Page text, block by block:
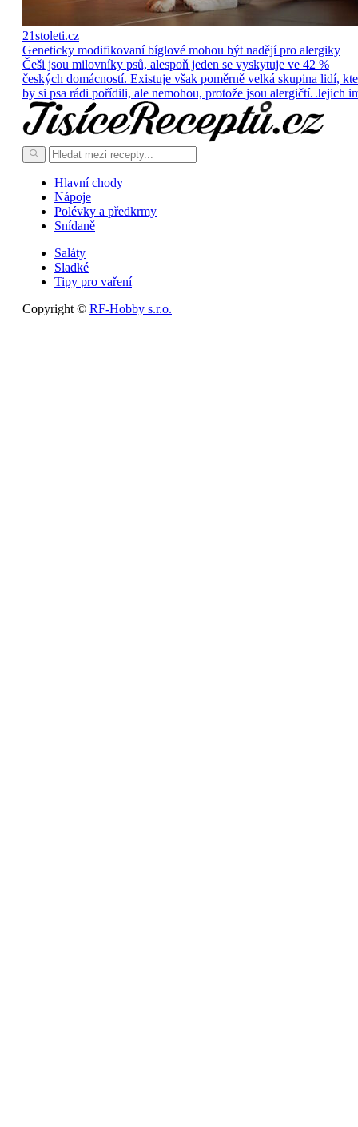
21stoleti.cz
Geneticky modifikovaní bíglové mohou být nadějí pro alergiky
Češi jsou milovníky psů, alespoň jeden se vyskytuje ve 42 %
českých domácností. Existuje však poměrně velká skupina lidí,
by si psa rádi pořídili, ale nemohou, protože jsou alergičtí. Jejich
Hlavní chody
Nápoje
Polévky a předkrmy
Snídaně
Saláty
Sladké
Tipy pro vaření
Copyright © RF-Hobby s.r.o.